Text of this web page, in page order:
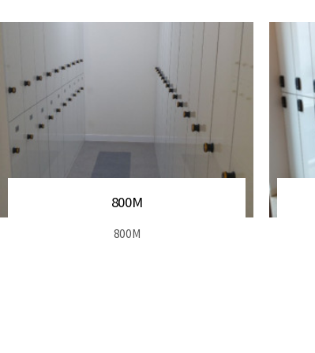
KGLOCK(블랙)
KGLOCK(블랙)